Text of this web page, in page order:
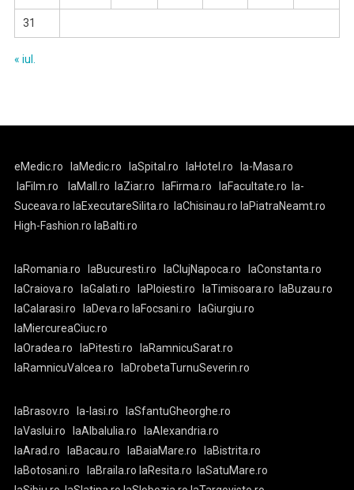
31
« iul.
eMedic.ro laMedic.ro laSpital.ro laHotel.ro
la-Masa.ro
laFilm.ro
laMall.ro laZiar.ro laFirma.ro laFacultate.ro
la-
Suceava.ro laExecutareSilita.ro laChisinau.ro laPiatraNeamt.ro
High-Fashion.ro laBalti.ro
laRomania.ro laBucuresti.ro laClujNapoca.ro
laConstanta.ro
laCraiova.ro
laGalati.ro laPloiesti.ro laTimisoara.ro
laBuzau.ro
laCalarasi.ro
laDeva.ro laFocsani.ro
laGiurgiu.ro
laMiercureaCiuc.ro
laOradea.ro
laPitesti.ro
laRamnicuSarat.ro
laRamnicuValcea.ro
laDrobetaTurnuSeverin.ro
laBrasov.ro la-Iasi.ro
laSfantuGheorghe.ro
laVaslui.ro
laAlbaIulia.ro
laAlexandria.ro
laArad.ro
laBacau.ro laBaiaMare.ro
laBistrita.ro
laBotosani.ro
laBraila.ro laResita.ro
laSatuMare.ro